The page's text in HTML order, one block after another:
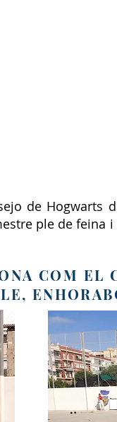
de Hogwarts
ple de feina
COM